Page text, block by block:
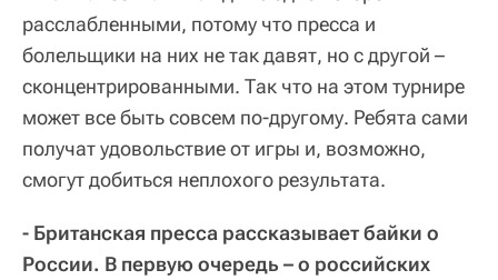
расслабленными, потому что пресса и
болельщики на них не так давят, но с другой –
сконцентрированными. Так что на этом турнире
может все быть совсем по-другому. Ребята сами
получат удовольствие от игры и, возможно,
смогут добиться неплохого результата.
- Британская пресса рассказывает байки о
России. В первую очередь – о российских